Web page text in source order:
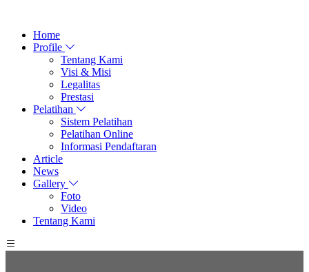
Home
Profile
Tentang Kami
Visi & Misi
Legalitas
Prestasi
Pelatihan
Sistem Pelatihan
Pelatihan Online
Informasi Pendaftaran
Article
News
Gallery
Foto
Video
Tentang Kami